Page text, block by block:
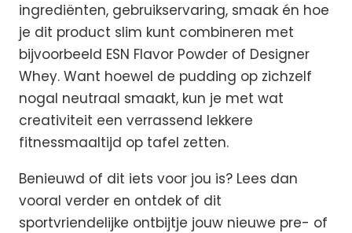
ingrediënten, gebruikservaring, smaak én hoe
je dit product slim kunt combineren met
bijvoorbeeld ESN Flavor Powder of Designer
Whey. Want hoewel de pudding op zichzelf
nogal neutraal smaakt, kun je met wat
creativiteit een verrassend lekkere
fitnessmaaltijd op tafel zetten.
Benieuwd of dit iets voor jou is? Lees dan
vooral verder en ontdek of dit
sportvriendelijke ontbijtje jouw nieuwe pre- of